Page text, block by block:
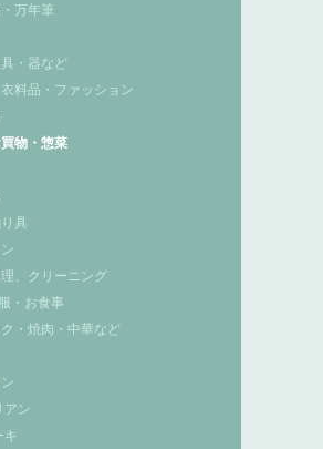
万年筆
・器など
料品・ファッション
物・惣菜
具
、クリーニング
・お食事
・焼肉・中華など
アン
キ